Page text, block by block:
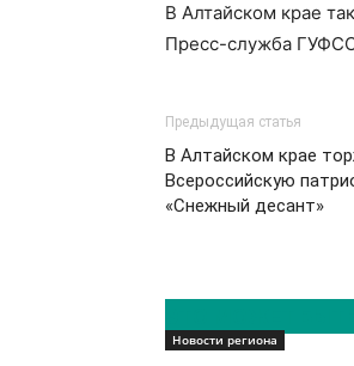
В Алтайском крае
Пресс-служба
Предыдущая статья
В Алтайском крае
Всероссийскую
«Снежный десант»
Новости региона